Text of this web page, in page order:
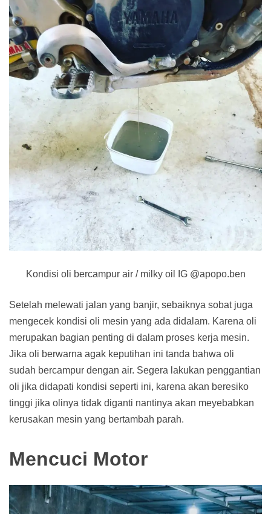
Kondisi oli bercampur air / milky oil IG @apopo.ben
Setelah melewati jalan yang banjir, sebaiknya sobat juga
mengecek kondisi oli mesin yang ada didalam. Karena oli
merupakan bagian penting di dalam proses kerja mesin.
Jika oli berwarna agak keputihan ini tanda bahwa oli
sudah bercampur dengan air. Segera lakukan penggantian
oli jika didapati kondisi seperti ini, karena akan beresiko
tinggi jika olinya tidak diganti nantinya akan meyebabkan
kerusakan mesin yang bertambah parah.
Mencuci Motor